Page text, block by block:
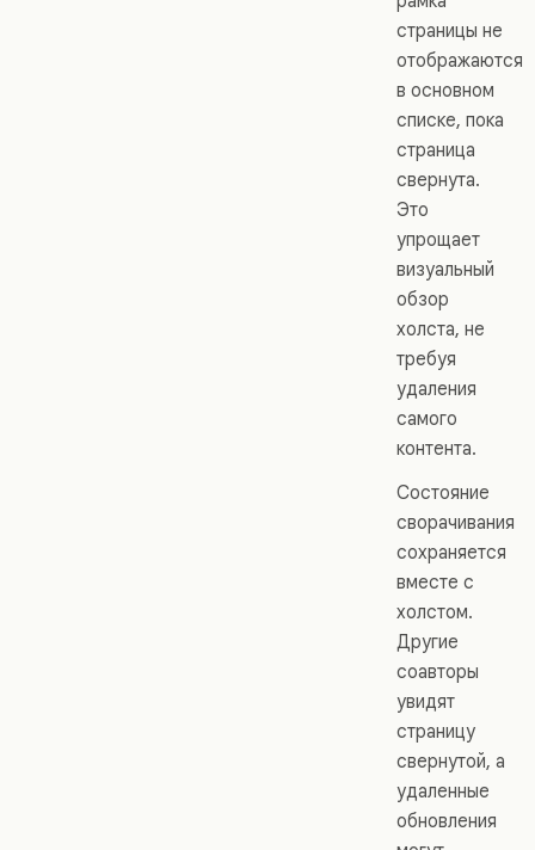
страницы не
отображаются
в основном
списке, пока
страница
свернута.
Это
упрощает
визуальный
обзор
холста, не
требуя
удаления
самого
контента.
Состояние
сворачивания
сохраняется
вместе с
холстом.
Другие
соавторы
увидят
страницу
свернутой, а
удаленные
обновления